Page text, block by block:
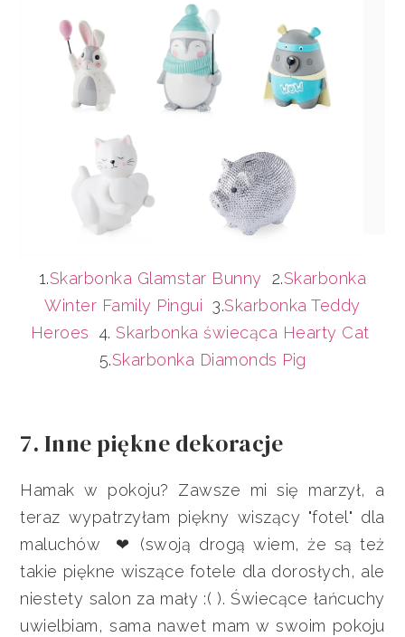
1.Skarbonka Glamstar Bunny 2.Skarbonka
Winter Family Pingui 3.Skarbonka Teddy
Heroes 4. Skarbonka świecąca Hearty Cat
5.Skarbonka Diamonds Pig
7. Inne piękne dekoracje
Hamak w pokoju? Zawsze mi się marzył, a
teraz wypatrzyłam piękny wiszący "fotel" dla
maluchów ❤ (swoją drogą wiem, że są też
takie piękne wiszące fotele dla dorosłych, ale
niestety salon za mały :( ). Świecące łańcuchy
uwielbiam, sama nawet mam w swoim pokoju